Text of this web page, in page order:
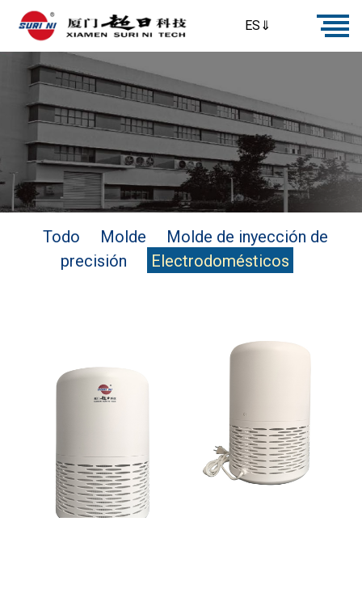
ES⇓
Todo Molde
Molde de inyección de
precisión
Electrodomésticos